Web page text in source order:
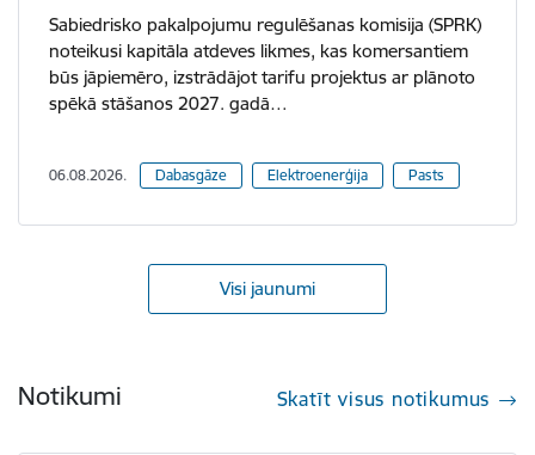
Sabiedrisko pakalpojumu regulēšanas komisija (SPRK)
noteikusi kapitāla atdeves likmes, kas komersantiem
būs jāpiemēro, izstrādājot tarifu projektus ar plānoto
spēkā stāšanos 2027. gadā…
06.08.2026. Dabasgāze Elektroenerģija Pasts
Visi jaunumi
Notikumi Skatīt visus notikumus